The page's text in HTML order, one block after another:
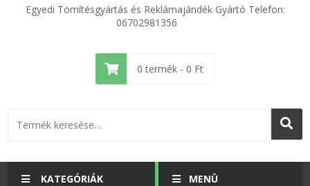
Egyedi Tömítésgyártás és Reklámajándék Gyártó Telefon:
06702981356
0 termék - 0 Ft
KATEGÓRIÁK MENÜ